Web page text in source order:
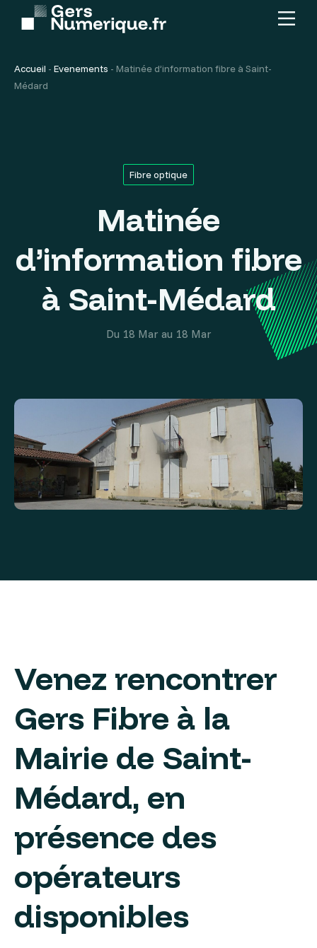
Contenu
principal
Menu
Accueil - Evenements - Matinée d’information fibre à Saint-
Médard
Fibre optique
Matinée
d’information fibre
à Saint-Médard
Du 18 Mar au 18 Mar
Venez rencontrer
Gers Fibre à la
Mairie de Saint-
Médard, en
présence des
opérateurs
disponibles